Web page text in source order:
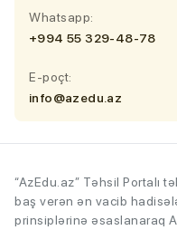
Whatsapp:
+994 55 329-48-78
E-poçt:
info@azedu.az
“AzEdu.az” Təhsil Portalı
baş verən ən vacib
prinsiplərinə əsaslanaraq